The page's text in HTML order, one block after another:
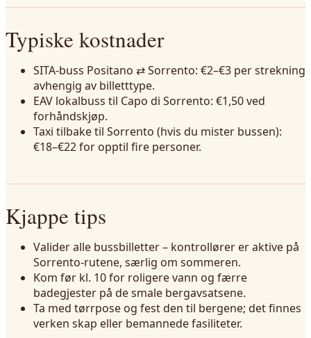
Typiske kostnader
SITA-buss Positano ⇄ Sorrento: €2–€3 per strekning
avhengig av billetttype.
EAV lokalbuss til Capo di Sorrento: €1,50 ved
forhåndskjøp.
Taxi tilbake til Sorrento (hvis du mister bussen):
€18–€22 for opptil fire personer.
Kjappe tips
Valider alle bussbilletter – kontrollører er aktive på
Sorrento-rutene, særlig om sommeren.
Kom før kl. 10 for roligere vann og færre
badegjester på de smale bergavsatsene.
Ta med tørrpose og fest den til bergene; det finnes
verken skap eller bemannede fasiliteter.